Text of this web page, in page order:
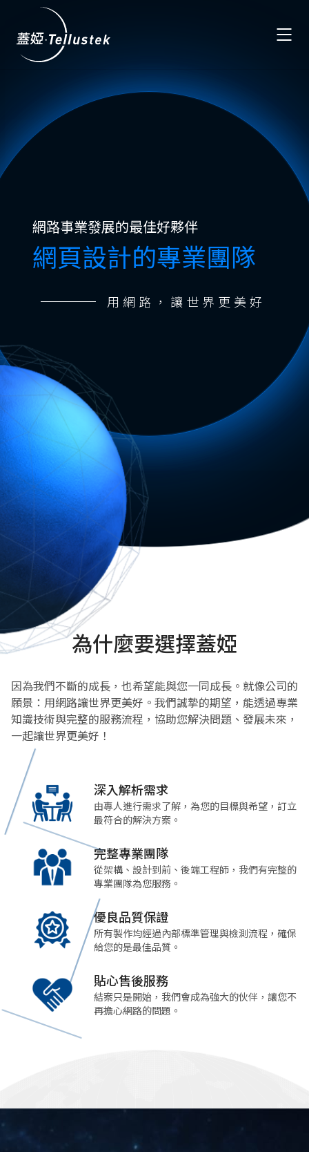
Portfolio
文章專區
金流申請 Payment
聯絡我們 Contact
網頁設計的專業團隊
網路事業發展的最佳好夥伴
用網路，讓世界更美好
為什麼要選擇蓋婭
因為我們不斷的成長，也希望能與您一同成長。就像公司的
願景：用網路讓世界更美好。 我們誠摯的期望，能透過專業
知識技術與完整的服務流程，協助您解決問題、發展未來，
一起讓世界更美好！
深入解析需求
由專人進行需求了解，為您的目標與希望，訂立
最符合的解決方案。
完整專業團隊
從架構、設計到前、後端工程師，我們有完整的
專業團隊為您服務。
優良品質保證
所有製作均經過內部標準管理與檢測流程，確保
給您的是最佳品質。
貼心售後服務
結案只是開始，我們會成為強大的伙伴，讓您不
再擔心網路的問題。